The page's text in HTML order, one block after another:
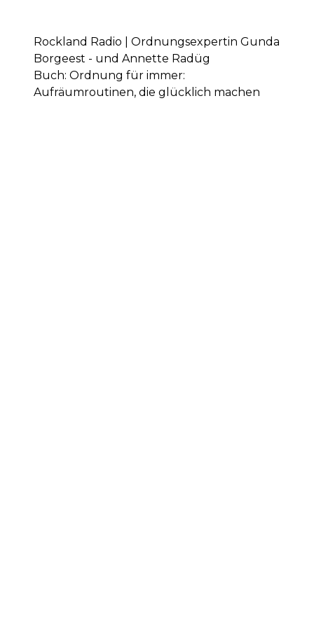
Rockland Radio | Ordnungsexpertin Gunda
Borgeest - und Annette Radüg
Buch: Ordnung für immer:
Aufräumroutinen, die glücklich machen